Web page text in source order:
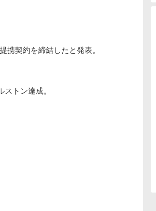
携契約を締結したと発表。
トン達成。